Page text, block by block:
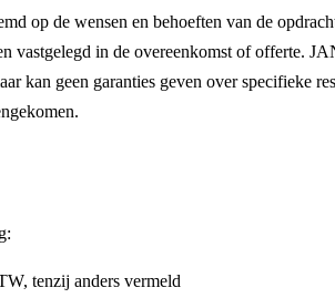
op de wensen en behoeften van de
vastgelegd in de overeenkomst of offerte.
kan geen garanties geven over specifieke
tenzij anders vermeld